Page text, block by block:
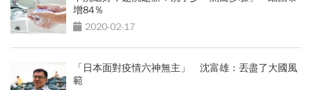
增84％
2020-02-17
「日本面對疫情六神無主」 沈富雄：丟盡了大國風
範